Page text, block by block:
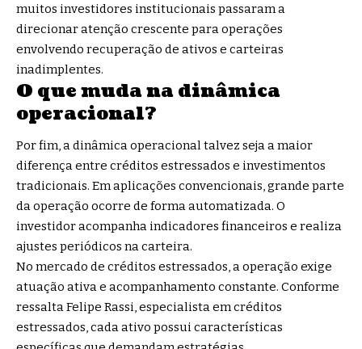
muitos investidores institucionais passaram a
direcionar atenção crescente para operações
envolvendo recuperação de ativos e carteiras
inadimplentes.
O que muda na dinâmica
operacional?
Por fim, a dinâmica operacional talvez seja a maior
diferença entre créditos estressados e investimentos
tradicionais. Em aplicações convencionais, grande parte
da operação ocorre de forma automatizada. O
investidor acompanha indicadores financeiros e realiza
ajustes periódicos na carteira.
No mercado de créditos estressados, a operação exige
atuação ativa e acompanhamento constante. Conforme
ressalta Felipe Rassi, especialista em créditos
estressados, cada ativo possui características